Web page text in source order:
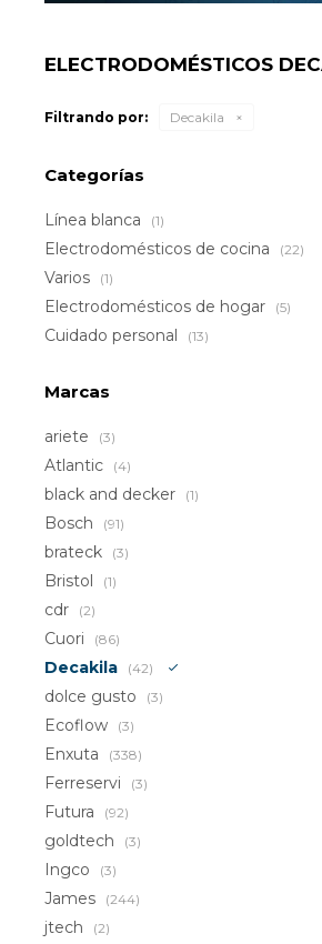
ELECTRODOMÉSTICOS
Filtrando por: Decakila
Categorías
Línea blanca (1)
Electrodomésticos de cocina (22)
Varios (1)
Electrodomésticos de hogar (5)
Cuidado personal (13)
Marcas
ariete (3)
Atlantic (4)
black and decker (1)
Bosch (91)
brateck (3)
Bristol (1)
cdr (2)
Cuori (86)
Decakila (42)
dolce gusto (3)
Ecoflow (3)
Enxuta (338)
Ferreservi (3)
Futura (92)
goldtech (3)
Ingco (3)
James (244)
jtech (2)